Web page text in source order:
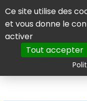
Panneau de gestion
Ce site utilise des
et vous donne le
activer
Tout accepter